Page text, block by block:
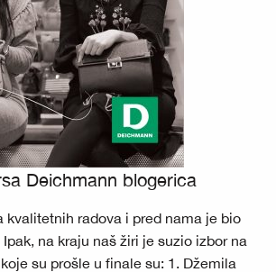
Deichmann blogerica
kvalitetnih radova i pred nama je bio
na kraju naš žiri je suzio izbor na
su prošle u finale su: 1. Džemila